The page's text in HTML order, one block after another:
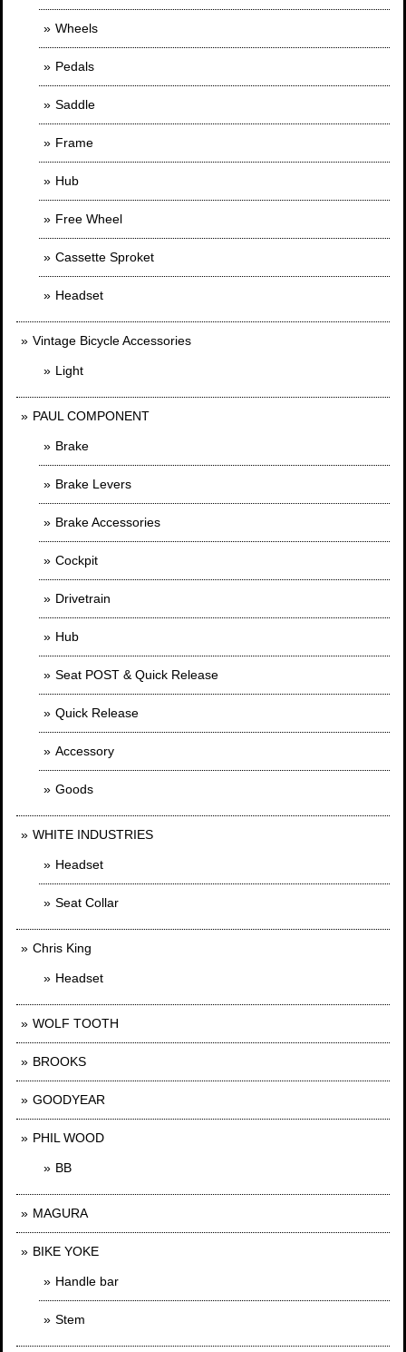
Wheels
Pedals
Saddle
Frame
Hub
Free Wheel
Cassette Sproket
Headset
Vintage Bicycle Accessories
Light
PAUL COMPONENT
Brake
Brake Levers
Brake Accessories
Cockpit
Drivetrain
Hub
Seat POST & Quick Release
Quick Release
Accessory
Goods
WHITE INDUSTRIES
Headset
Seat Collar
Chris King
Headset
WOLF TOOTH
BROOKS
GOODYEAR
PHIL WOOD
BB
MAGURA
BIKE YOKE
Handle bar
Stem